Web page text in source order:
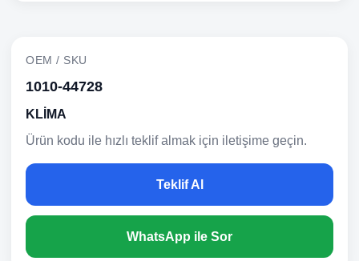
OEM / SKU
1010-44728
KLİMA
Ürün kodu ile hızlı teklif almak için iletişime geçin.
Teklif Al
WhatsApp ile Sor